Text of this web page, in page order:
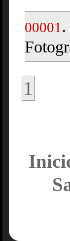
00001 .
1